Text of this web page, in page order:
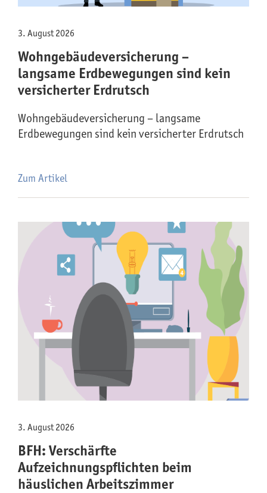
3. August 2026
Wohngebäude­versicherung –
langsame Erdbewegungen sind kein
versicherter Erdrutsch
Wohngebäude­versicherung – langsame
Erdbewegungen sind kein versicherter Erdrutsch
Zum Artikel
3. August 2026
BFH: Verschärfte
Aufzeichnungspflichten beim
häuslichen Arbeitszimmer